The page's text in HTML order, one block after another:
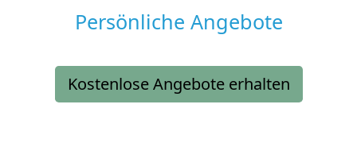
Persönliche Angebote
Kostenlose Angebote erhalten